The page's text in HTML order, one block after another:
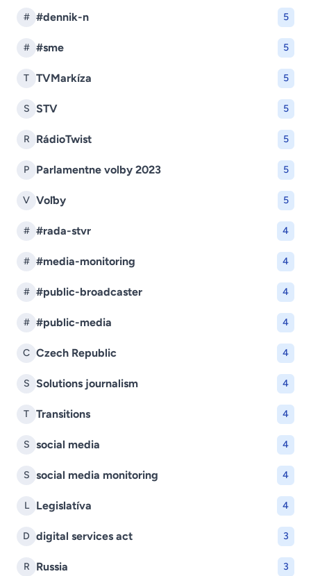
# #dennik-n 5
# #sme 5
T TVMarkíza 5
S STV 5
R RádioTwist 5
P Parlamentne volby 2023 5
V Voľby 5
# #rada-stvr 4
# #media-monitoring 4
# #public-broadcaster 4
# #public-media 4
C Czech Republic 4
S Solutions journalism 4
T Transitions 4
S social media 4
S social media monitoring 4
L Legislatíva 4
D digital services act 3
R Russia 3